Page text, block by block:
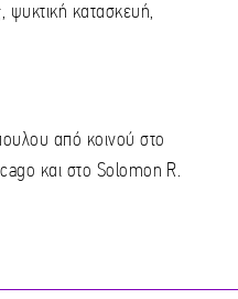
ψυκτική κατασκευή,
από κοινού στο
και στο Solomon R.